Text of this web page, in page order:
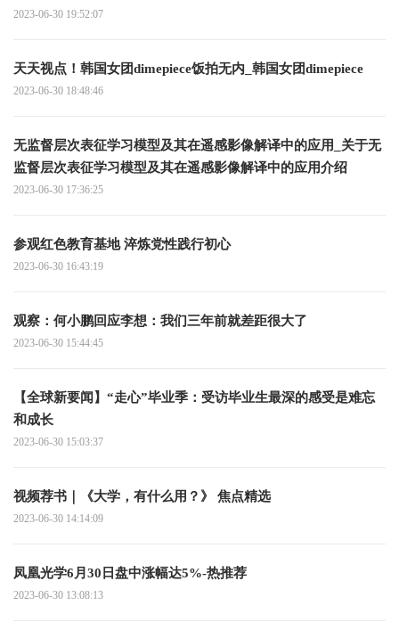
2023-06-30 19:52:07
天天视点！韩国女团dimepiece饭拍无内_韩国女团dimepiece
2023-06-30 18:48:46
无监督层次表征学习模型及其在遥感影像解译中的应用_关于无
监督层次表征学习模型及其在遥感影像解译中的应用介绍
2023-06-30 17:36:25
参观红色教育基地 淬炼党性践行初心
2023-06-30 16:43:19
观察：何小鹏回应李想：我们三年前就差距很大了
2023-06-30 15:44:45
【全球新要闻】“走心”毕业季：受访毕业生最深的感受是难忘
和成长
2023-06-30 15:03:37
视频荐书｜《大学，有什么用？》 焦点精选
2023-06-30 14:14:09
凤凰光学6月30日盘中涨幅达5%-热推荐
2023-06-30 13:08:13